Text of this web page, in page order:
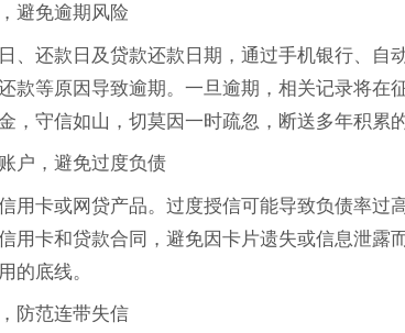
避免逾期风险
、还款日及贷款还款日期，通过手机银行、自
款等原因导致逾期。一旦逾期，相关记录将在
，守信如山，切莫因一时疏忽，断送多年积累
户，避免过度负债
用卡或网贷产品。过度授信可能导致负债率过
用卡和贷款合同，避免因卡片遗失或信息泄露
的底线。
防范连带失信